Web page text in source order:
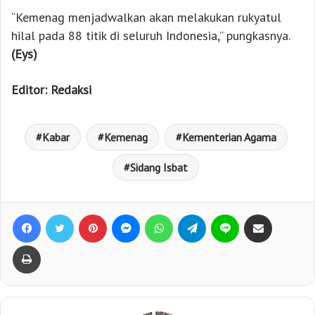
“Kemenag menjadwalkan akan melakukan rukyatul
hilal pada 88 titik di seluruh Indonesia,” pungkasnya.
(Eys)
Editor: Redaksi
Kabar Kemenag Kementerian Agama
Sidang Isbat